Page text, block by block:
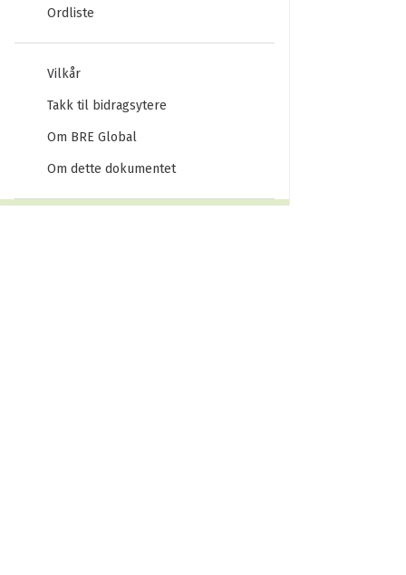
Ordliste
Vilkår
Takk til bidragsytere
Om BRE Global
Om dette dokumentet